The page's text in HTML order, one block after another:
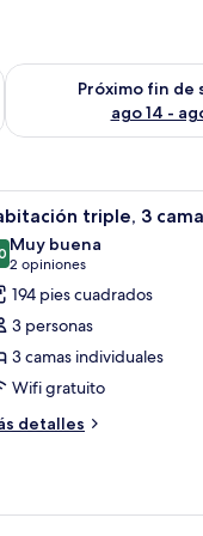
semana ago 7 -
Próximo fin de
ago 14 -
Consulta la
silla, lámpara de
7 triple, 3
de 10
Muy buena
2 opiniones
(2
opiniones)
194 pies cuadrados
3 personas
3 camas individuales
Wifi gratuito
detalles